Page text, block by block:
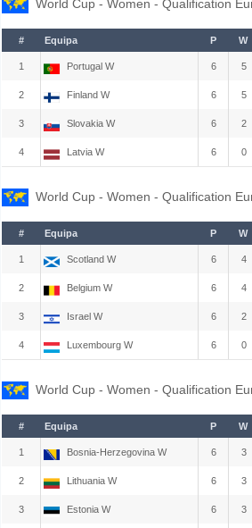
World Cup - Women - Qualification
# Equipa P W
1 Portugal W 6 5
2 Finland W 6 5
3 Slovakia W 6 2
4 Latvia W 6 0
World Cup - Women - Qualification
# Equipa P W
1 Scotland W 6 4
2 Belgium W 6 4
3 Israel W 6 2
4 Luxembourg W 6 0
World Cup - Women - Qualification
# Equipa P W
1 Bosnia-Herzegovina W 6 3
2 Lithuania W 6 3
3 Estonia W 6 3